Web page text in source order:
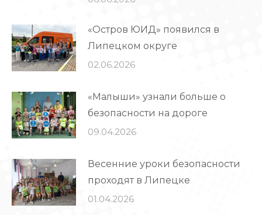
«Остров ЮИД» появился в
Липецком округе
02.06.2026
«Малыши» узнали больше о
безопасности на дороге
09.04.2026
Весенние уроки безопасности
проходят в Липецке
01.04.2026